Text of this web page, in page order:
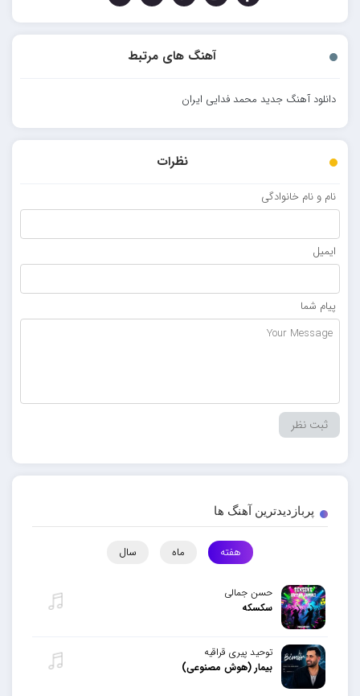
آهنگ های مرتبط
دانلود آهنگ جدید محمد فدایی ایران
نظرات
نام و نام خانوادگی
ایمیل
پیام شما
پربازدیدترین آهنگ ها
هفته ماه سال
حسن جمالی
سکسکه
توحید پیری قراقیه
بیمار (هوش مصنوعی)